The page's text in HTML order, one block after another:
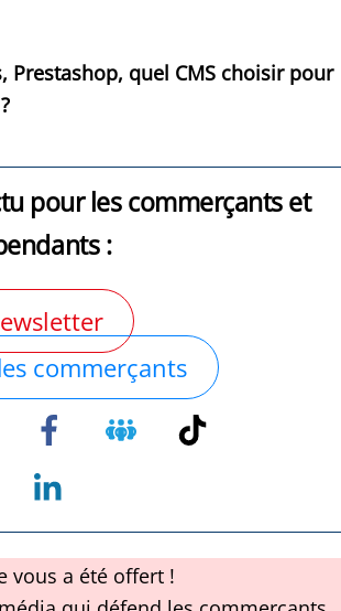
Prestashop, quel CMS choisir pour
pour les commerçants et
:
commerçants
InstagramFacebook Groupe
Facebook
Twitter
vous a été offert !